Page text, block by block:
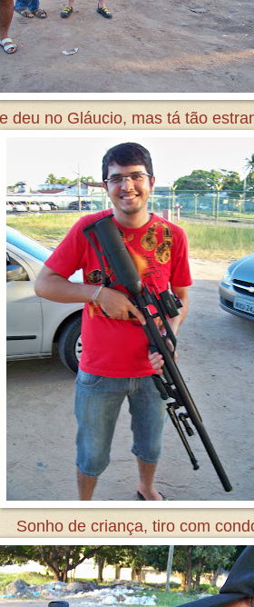
deu no Gláucio, mas tá tão
Sonho de criança, tiro com